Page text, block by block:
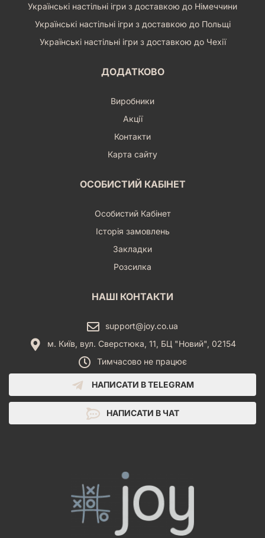
Українські настільні ігри з доставкою до Німеччини
Українські настільні ігри з доставкою до Польщі
Українські настільні ігри з доставкою до Чехії
ДОДАТКОВО
Виробники
Акції
Контакти
Карта сайту
ОСОБИСТИЙ КАБІНЕТ
Особистий Кабінет
Історія замовлень
Закладки
Розсилка
НАШІ КОНТАКТИ
support@joy.co.ua
м. Київ, вул. Сверстюка, 11, БЦ "Новий", 02154
Тимчасово не працює
НАПИСАТИ В TELEGRAM
НАПИСАТИ В ЧАТ